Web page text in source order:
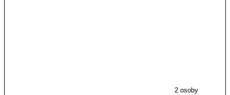
2 osoby